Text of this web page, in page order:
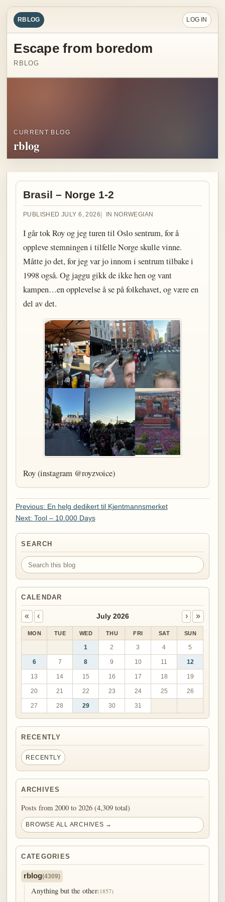
RBLOG LOG IN
Escape from boredom
RBLOG
CURRENT BLOG
rblog
Brasil – Norge 1-2
PUBLISHED JULY 6, 2026 IN NORWEGIAN
I går tok Roy og jeg turen til Oslo sentrum, for å
oppleve stemningen i tilfelle Norge skulle vinne.
Måtte jo det, for jeg var jo innom i sentrum tilbake i
1998 også. Og jaggu gikk de ikke hen og vant
kampen…en opplevelse å se på folkehavet, og være en
del av det.
Roy (instagram @royzvoice)
Previous: En helg dedikert til Kjentmannsmerket
Next: Tool – 10.000 Days
SEARCH
Search this blog
CALENDAR
« ‹ July 2026 › »
MON TUE WED THU FRI SAT SUN
1 2 3 4 5
6 7 8 9 10 11 12
13 14 15 16 17 18 19
20 21 22 23 24 25 26
27 28 29 30 31
RECENTLY
RECENTLY
ARCHIVES
Posts from 2000 to 2026 (4,309 total)
BROWSE ALL ARCHIVES →
CATEGORIES
rblog(4309)
Anything but the other(1857)